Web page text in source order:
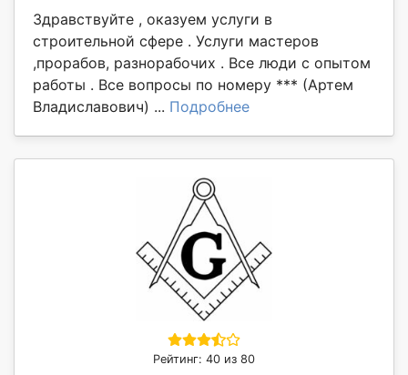
Здравствуйте , оказуем услуги в
строительной сфере . Услуги мастеров
,прорабов, разнорабочих . Все люди с опытом
работы . Все вопросы по номеру *** (Артем
Владиславович) ... Подробнее
Рейтинг: 40 из 80